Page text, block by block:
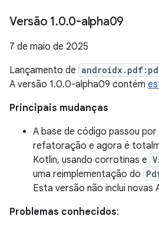
Versão 1.0.0-alpha09
7 de maio de 2025
Lançamento de
A versão 1.0.0-alpha09 contém
Principais mudanças
A base de código passou por
refatoração e agora é
Kotlin, usando corrotinas e
uma reimplementação do
Esta versão não inclui novas
Problemas conhecidos: